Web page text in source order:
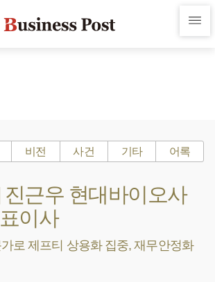
비전 사건 기타 어록
진근우 현대바이오사
이사
로 제프티 상용화 집중, 재무안정화